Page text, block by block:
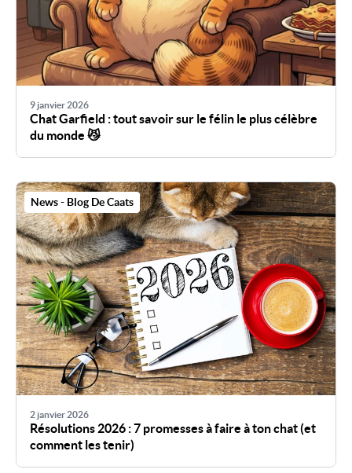
9 janvier 2026
Chat Garfield : tout savoir sur le félin le plus célèbre
du monde 😼
News - Blog De Caats
2 janvier 2026
Résolutions 2026 : 7 promesses à faire à ton chat (et
comment les tenir)